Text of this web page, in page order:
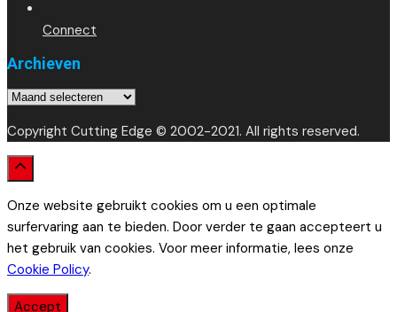
Connect
Archieven
Archieven
Copyright Cutting Edge © 2002-2021. All rights reserved.
Onze website gebruikt cookies om u een optimale
surfervaring aan te bieden. Door verder te gaan accepteert u
het gebruik van cookies. Voor meer informatie, lees onze
Cookie Policy.
Accept